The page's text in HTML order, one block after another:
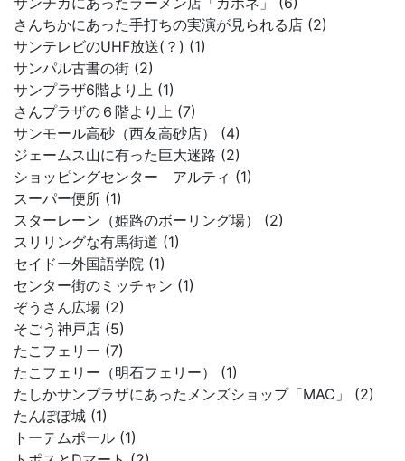
さんちかにあった手打ちの実演が見られる店 (2)
サンテレビのUHF放送(？) (1)
サンパル古書の街 (2)
サンプラザ6階より上 (1)
さんプラザの６階より上 (7)
サンモール高砂（西友高砂店） (4)
ジェームス山に有った巨大迷路 (2)
ショッピングセンター アルティ (1)
スーパー便所 (1)
スターレーン（姫路のボーリング場） (2)
スリリングな有馬街道 (1)
セイドー外国語学院 (1)
センター街のミッチャン (1)
ぞうさん広場 (2)
そごう神戸店 (5)
たこフェリー (7)
たこフェリー（明石フェリー） (1)
たしかサンプラザにあったメンズショップ「MAC」 (2)
たんぽぽ城 (1)
トーテムポール (1)